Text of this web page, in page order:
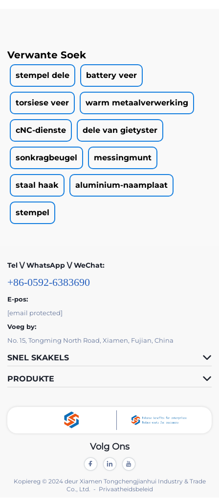
Verwante Soek
stempel dele battery veer
torsiese veer warm metaalverwerking
cNC-dienste dele van gietyster
sonkragbeugel messingmunt
staal haak aluminium-naamplaat
stempel
Tel \/ WhatsApp \/ WeChat:
+86-0592-6383690
E-pos:
[email protected]
Voeg by:
No. 15, Tongming North Road, Xiamen, Fujian, China
SNEL SKAKELS
PRODUKTE
Volg Ons
Kopiereg © 2024 deur Xiamen Tongchengjianhui Industry & Trade
Co., Ltd. - Privaatheidsbeleid